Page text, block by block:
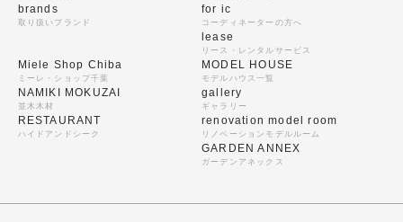
brands
取り扱いブランド
for ic
コーディネーターの方へ
lease
リース・レンタルサービス
Miele Shop Chiba
ミーレ・ショップ千葉
NAMIKI MOKUZAI
並木木材
RESTAURANT
ハイドアンドシーク
MODEL HOUSE
モデルハウス一覧
gallery
ギャラリー
renovation model room
リノベーションモデルルーム
GARDEN ANNEX
ガーデンアネックス